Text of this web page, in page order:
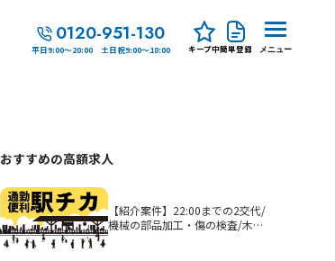
0120-951-130
平日9:00～20:00 土日祝9:00～18:00 キープ中簡単登録 メニュー
おすすめの高額求人
【紹介案件】22:00までの2交代/
機械の部品加工・傷の検査/木津